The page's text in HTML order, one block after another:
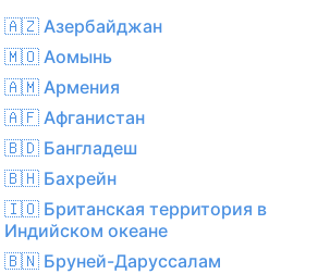
🇦🇿 Азербайджан
🇲🇴 Аомынь
🇦🇲 Армения
🇦🇫 Афганистан
🇧🇩 Бангладеш
🇧🇭 Бахрейн
🇮🇴 Британская территория в
Индийском океане
🇧🇳 Бруней-Даруссалам